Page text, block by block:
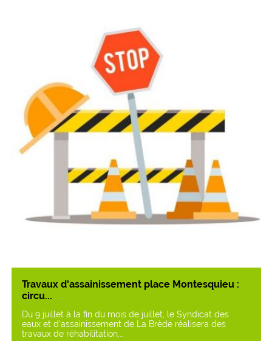
Travaux d'assainissement place Montesquieu :
circu...
Du 9 juillet à la fin du mois de juillet, le Syndicat des
eaux et d’assainissement de La Brède réalisera des
travaux de réhabilitation...